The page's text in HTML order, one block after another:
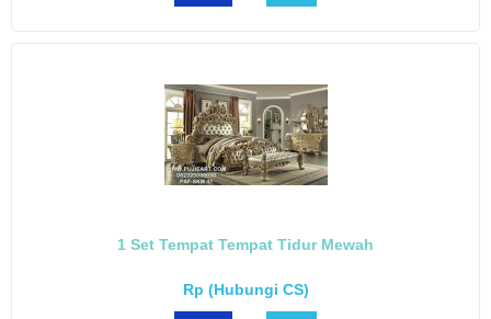
1 Set Tempat Tempat Tidur Mewah
Rp (Hubungi CS)